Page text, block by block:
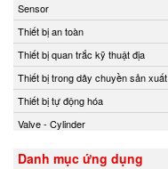
Sensor
Thiết bị an toàn
Thiết bị quan trắc kỹ thuật địa
Thiết bị trong dây chuyền sản xuất
Thiết bị tự động hóa
Valve - Cylinder
Danh mục ứng dụng